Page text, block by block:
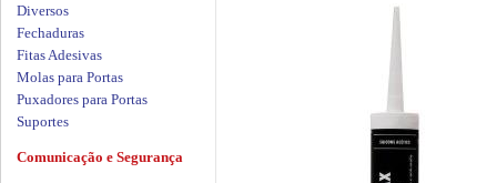
Diversos
Fechaduras
Fitas Adesivas
Molas para Portas
Puxadores para Portas
Suportes
Comunicação e Segurança